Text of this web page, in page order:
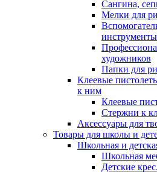
Сангина,
Мелки для
инструменты
художников
Папки для
Клеевые
к ним
Клеевые
Стержни к
Аксессуары для
Товары для школы и
Школьная и
Школьная
Детские